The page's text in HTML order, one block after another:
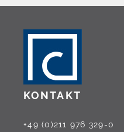
KONTAKT
+49 (0)211 976 329-0